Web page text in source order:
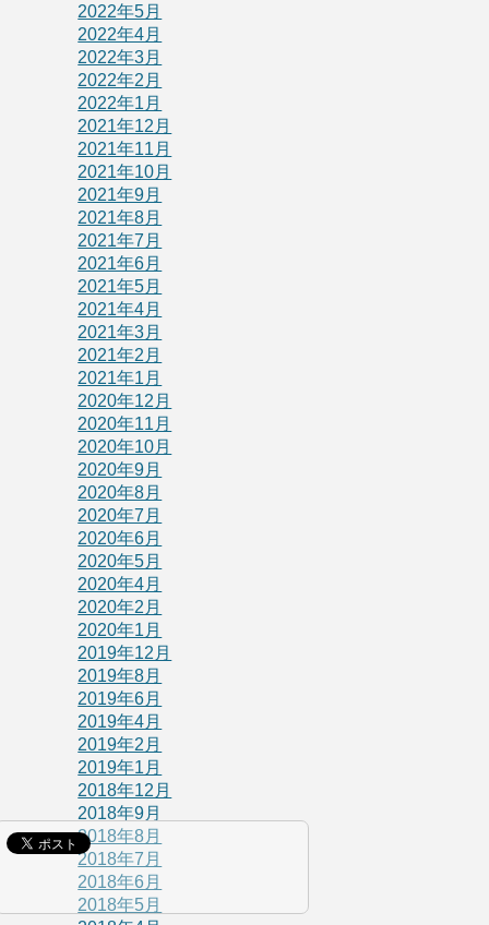
2022年5月
2022年4月
2022年3月
2022年2月
2022年1月
2021年12月
2021年11月
2021年10月
2021年9月
2021年8月
2021年7月
2021年6月
2021年5月
2021年4月
2021年3月
2021年2月
2021年1月
2020年12月
2020年11月
2020年10月
2020年9月
2020年8月
2020年7月
2020年6月
2020年5月
2020年4月
2020年2月
2020年1月
2019年12月
2019年8月
2019年6月
2019年4月
2019年2月
2019年1月
2018年12月
2018年9月
2018年8月
2018年7月
2018年6月
2018年5月